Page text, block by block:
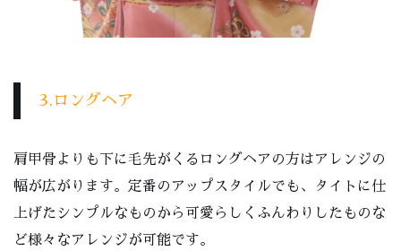
3.ロングヘア
肩甲骨よりも下に毛先がくるロングヘアの方はアレンジの
幅が広がります。定番のアップスタイルでも、タイトに仕
上げたシンプルなものから可愛らしくふんわりしたものな
ど様々なアレンジが可能です。